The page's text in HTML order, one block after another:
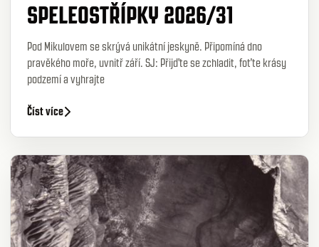
SPELEOSTŘÍPKY 2026/31
Pod Mikulovem se skrývá unikátní jeskyně. Připomíná dno
pravěkého moře, uvnitř září. SJ: Přijďte se zchladit, foťte krásy
podzemí a vyhrajte
Číst více